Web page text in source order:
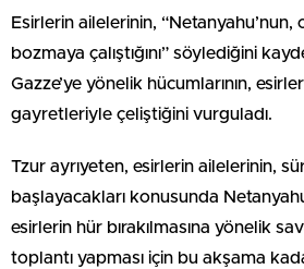
Esirlerin ailelerinin, “Netanyahu’nun,
bozmaya çalıştığını” söylediğini
Gazze’ye yönelik hücumlarının,
gayretleriyle çeliştiğini vurguladı.
Tzur ayrıyeten, esirlerin ailelerinin,
başlayacakları konusunda
esirlerin hür bırakılmasına yönelik
toplantı yapması için bu akşama